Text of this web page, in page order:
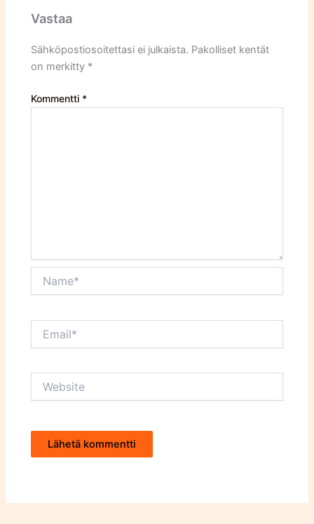
Vastaa
Sähköpostiosoitettasi ei julkaista. Pakolliset kentät
on merkitty *
Kommentti *